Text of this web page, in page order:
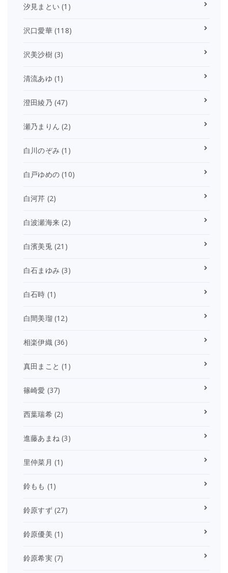
汐見まとい (1)
沢口愛華(118)
沢美沙樹(3)
清流あゆ (1)
澄田綾乃 (47)
瀬乃まりん (2)
白川のぞみ (1)
白戸ゆめの (10)
白河芹 (2)
白波瀬海来 (2)
白濱美兎(21)
白石まゆみ (3)
白石時 (1)
白間美瑠(12)
相楽伊織(36)
真田まこと (1)
篠崎愛 (37)
西葉瑞希(2)
進藤あまね (3)
里仲菜月 (1)
鈴もも (1)
鈴原すず(27)
鈴原優美 (1)
鈴原希実(7)